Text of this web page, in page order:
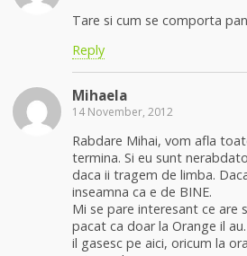
Tare si cum se comporta
Reply
Mihaela
14 November, 2012
Rabdare Mihai, vom afla
termina. Si eu sunt
daca ii tragem de limba.
inseamna ca e de BINE.
Mi se pare interesant ce are
pacat ca doar la Orange il
il gasesc pe aici, oricum la